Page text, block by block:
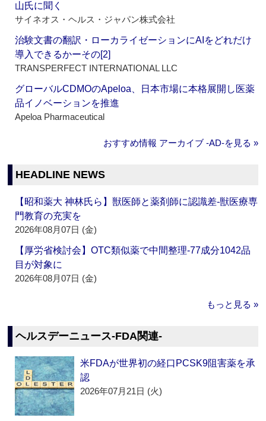
山氏に聞く
サイネオス・ヘルス・ジャパン株式会社
治験文書の翻訳・ローカライゼーションにAIをどれだけ
導入できるかーその[2]
TRANSPERFECT INTERNATIONAL LLC
グローバルCDMOのApeloa、日本市場に本格展開し医薬
品イノベーションを推進
Apeloa Pharmaceutical
おすすめ情報 アーカイブ ‐AD‐を見る »
HEADLINE NEWS
【昭和薬大 神林氏ら】獣医師と薬剤師に認識差‐獣医療専
門教育の充実を
2026年08月07日 (金)
【厚労省検討会】OTC類似薬で中間整理‐77成分1042品
目が対象に
2026年08月07日 (金)
もっと見る »
ヘルスデーニュース‐FDA関連‐
米FDAが世界初の経口PCSK9阻害薬を承
認
2026年07月21日 (火)